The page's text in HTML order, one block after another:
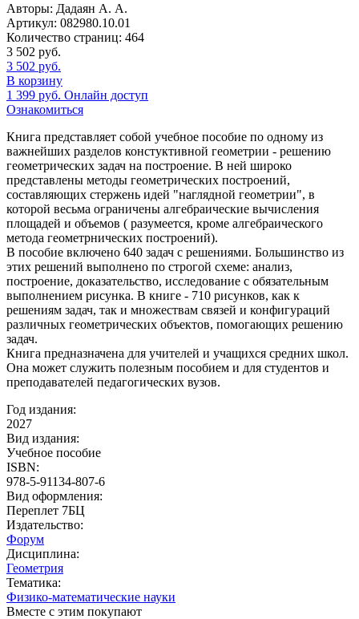
Авторы: Дадаян А. А.
Артикул: 082980.10.01
Количество страниц: 464
3 502 руб.
3 502 руб.
В корзину
1 399 руб. Онлайн доступ
Ознакомиться
Книга представляет собой учебное пособие по одному из
важнейших разделов констуктивной геометрии - решению
геометрических задач на построение. В ней широко
представлены методы геометрических построений,
составляющих стержень идей "наглядной геометрии", в
которой весьма ограничены алгебраические вычисления
площадей и объемов ( разумеется, кроме алгебраического
метода геометрнических построений).
В пособие включено 640 задач с решениями. Большинство из
этих решений выполнено по строгой схеме: анализ,
построение, доказательство, исследование с обязательным
выполнением рисунка. В книге - 710 рисунков, как к
решениям задач, так и множествам связей и конфигураций
различных геометрических объектов, помогающих решению
задач.
Книга предназначена для учителей и учащихся средних школ.
Она может служить полезным пособием и для студентов и
преподавателей педагогических вузов.
Год издания:
2027
Вид издания:
Учебное пособие
ISBN:
978-5-91134-807-6
Вид оформления:
Переплет 7БЦ
Издательство:
Форум
Дисциплина:
Геометрия
Тематика:
Физико-математические науки
Вместе с этим покупают